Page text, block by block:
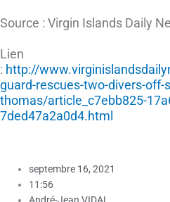
Source : Virgin Islands Daily
Lien
: http://
guard-rescues-two-divers-off-
thomas/article_c7ebb825-
7ded47a2a0d4.html
septembre 16, 2021
11:56